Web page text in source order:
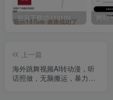
朔风下载25110109 -磁力下载神器-去VIP限制版本
上一篇
海外跳舞视频AI转动漫，听
话照做，无脑搬运，暴力玩